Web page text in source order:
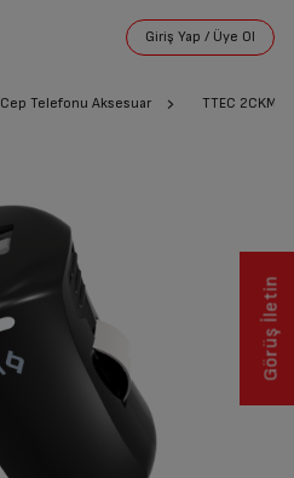
Cep Telefonu Aksesuar TTEC
Görüş İletin